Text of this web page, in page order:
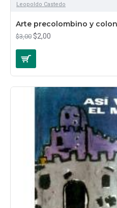
Leopoldo Castedo
Arte precolombino y
$3,00 $2,00